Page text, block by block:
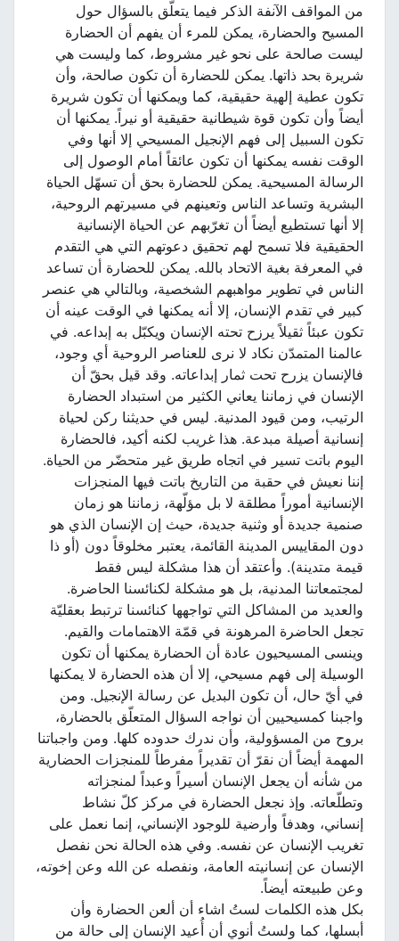
من المواقف الآنفة الذكر فيما يتعلّق بالسؤال حول
المسيح والحضارة، يمكن للمرء أن يفهم أن الحضارة
ليست صالحة على نحو غير مشروط، كما وليست هي
شريرة بحد ذاتها. يمكن للحضارة أن تكون صالحة، وأن
تكون عطية إلهية حقيقية، كما ويمكنها أن تكون شريرة
أيضاً وأن تكون قوة شيطانية حقيقية أو نيراً. يمكنها أن
تكون السبيل إلى فهم الإنجيل المسيحي إلا أنها وفي
الوقت نفسه يمكنها أن تكون عائقاً أمام الوصول إلى
الرسالة المسيحية. يمكن للحضارة بحق أن تسهّل الحياة
البشرية وتساعد الناس وتعينهم في مسيرتهم الروحية،
إلا أنها تستطيع أيضاً أن تغرّبهم عن الحياة الإنسانية
الحقيقية فلا تسمح لهم تحقيق دعوتهم التي هي التقدم
في المعرفة بغية الاتحاد بالله. يمكن للحضارة أن تساعد
الناس في تطوير مواهبهم الشخصية، وبالتالي هي عنصر
كبير في تقدم الإنسان، إلا أنه يمكنها في الوقت عينه أن
تكون عبئاً ثقيلاً يرزح تحته الإنسان ويكبّل به إبداعه. في
عالمنا المتمدّن نكاد لا نرى للعناصر الروحية أي وجود،
فالإنسان يزرح تحت ثمار إبداعاته. وقد قيل بحقّ أن
الإنسان في زماننا يعاني الكثير من استبداد الحضارة
الرتيب، ومن قيود المدنية. ليس في حديثنا ركن لحياة
إنسانية أصيلة مبدعة. هذا غريب لكنه أكيد، فالحضارة
اليوم باتت تسير في اتجاه طريق غير متحضّر من الحياة.
إننا نعيش في حقبة من التاريخ باتت فيها المنجزات
الإنسانية أموراً مطلقة لا بل مؤلّهة، زماننا هو زمان
صنمية جديدة أو وثنية جديدة، حيث إن الإنسان الذي هو
دون المقاييس المدينة القائمة، يعتبر مخلوقاً دون (أو ذا
قيمة متدينة). وأعتقد أن هذا مشكلة ليس فقط
لمجتمعاتنا المدنية، بل هو مشكلة لكنائسنا الحاضرة.
والعديد من المشاكل التي تواجهها كنائسنا ترتبط بعقليّة
تجعل الحاضرة المرهونة في قمّة الاهتمامات والقيم.
وينسى المسيحيون عادة أن الحضارة يمكنها أن تكون
الوسيلة إلى فهم مسيحي، إلا أن هذه الحضارة لا يمكنها
في أيّ حال، أن تكون البديل عن رسالة الإنجيل. ومن
واجبنا كمسيحيين أن نواجه السؤال المتعلّق بالحضارة،
بروح من المسؤولية، وأن ندرك حدوده كلها. ومن واجباتنا
المهمة أيضاً أن نقرّ أن تقديراً مفرطاً للمنجزات الحضارية
من شأنه أن يجعل الإنسان أسيراً وعبداً لمنجزاته
وتطلّعاته. وإذ نجعل الحضارة في مركز كلّ نشاط
إنساني، وهدفاً وأرضية للوجود الإنساني، إنما نعمل على
تغريب الإنسان عن نفسه. وفي هذه الحالة نحن نفصل
الإنسان عن إنسانيته العامة، ونفصله عن الله وعن إخوته،
وعن طبيعته أيضاً.
بكل هذه الكلمات لستُ اشاء أن ألعن الحضارة وأن
أبسلها، كما ولستُ أنوي أن أُعيد الإنسان إلى حالة من